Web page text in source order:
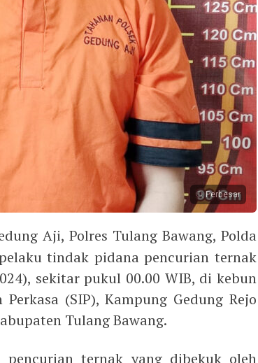
Perbesar
Aji, Polres Tulang Bawang, Polda
tindak pidana pencurian ternak
sekitar pukul 00.00 WIB, di kebun
(SIP), Kampung Gedung Rejo
Tulang Bawang.
ternak yang dibekuk oleh